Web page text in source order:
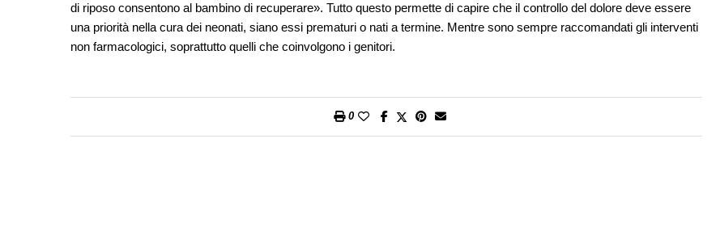
di riposo consentono al bambino di recuperare». Tutto questo permette di capire che il controllo del dolore deve essere
una priorità nella cura dei neonati, siano essi prematuri o nati a termine. Mentre sono sempre raccomandati gli interventi
non farmacologici, soprattutto quelli che coinvolgono i genitori.
0